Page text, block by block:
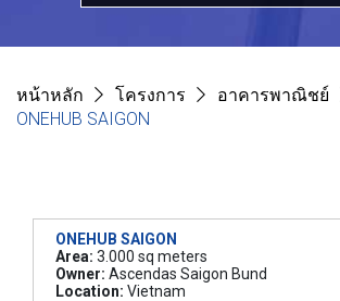
หน้าหลัก โครงการ
อาคารพาณิชย์
ONEHUB SAIGON
ONEHUB SAIGON
Area: 3.000 sq meters
Owner: Ascendas Saigon Bund
Location: Vietnam